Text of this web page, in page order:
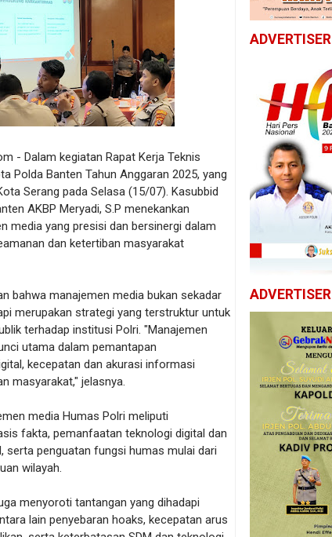
- Dalam kegiatan Rapat Kerja Teknis
Polda Banten Tahun Anggaran 2025, yang
Serang pada Selasa (15/07). Kasubbid
AKBP Meryadi, S.P menekankan
media yang presisi dan bersinergi dalam
dan ketertiban masyarakat
bahwa manajemen media bukan sekadar
merupakan strategi yang terstruktur untuk
terhadap institusi Polri. "Manajemen
utama dalam pemantapan
kecepatan dan akurasi informasi
masyarakat," jelasnya.
media Humas Polri meliputi
fakta, pemanfaatan teknologi digital dan
serta penguatan fungsi humas mulai dari
wilayah.
menyoroti tantangan yang dihadapi
lain penyebaran hoaks, kecepatan arus
ADVERTISER
ADVERTISER